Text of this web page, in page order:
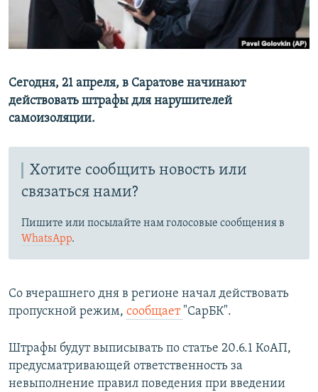
СОЦИАЛЬНЫЕ СЕТИ
Все сайты РСЕ/РС
Сегодня, 21 апреля, в Саратове начинают
действовать штрафы для нарушителей
самоизоляции.
Хотите сообщить новость или
связаться нами?
Пишите или посылайте нам голосовые сообщения в
WhatsApp.
Со вчерашнего дня в регионе начал действовать
пропускной режим, сообщает "СарБК".
Штрафы будут выписывать по статье 20.6.1 КоАП,
предусматривающей ответственность за
невыполнение правил поведения при введении